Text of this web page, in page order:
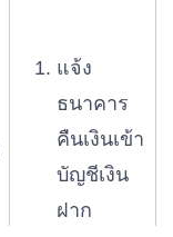
แจ้ง
ธนาคาร
คืนเงินเข้า
บัญชีเงิน
ฝาก